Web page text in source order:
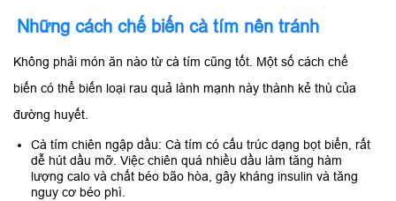
Những cách chế biến cà tím nên tránh
Không phải món ăn nào từ cà tím cũng tốt. Một số cách chế
biến có thể biến loại rau quả lành mạnh này thành kẻ thù của
đường huyết.
Cà tím chiên ngập dầu: Cà tím có cấu trúc dạng bọt biển, rất
dễ hút dầu mỡ. Việc chiên quá nhiều dầu làm tăng hàm
lượng calo và chất béo bão hòa, gây kháng insulin và tăng
nguy cơ béo phì.